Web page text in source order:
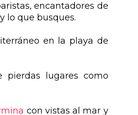
encantadores de
lo que busques.
en la playa de
pierdas lugares como
con vistas al mar y